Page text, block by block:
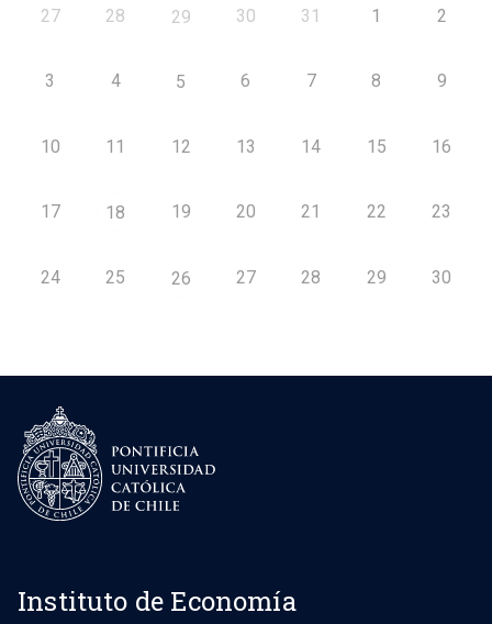
27 28 29 30 31 1 2
3 4 5 6 7 8 9
10 11 12 13 14 15 16
17 18 19 20 21 22 23
24 25 26 27 28 29 30
Instituto de Economía